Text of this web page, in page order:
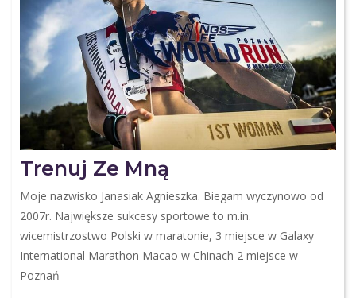
Trenuj Ze Mną
Moje nazwisko Janasiak Agnieszka. Biegam wyczynowo od
2007r. Największe sukcesy sportowe to m.in.
wicemistrzostwo Polski w maratonie, 3 miejsce w Galaxy
International Marathon Macao w Chinach 2 miejsce w
Poznań